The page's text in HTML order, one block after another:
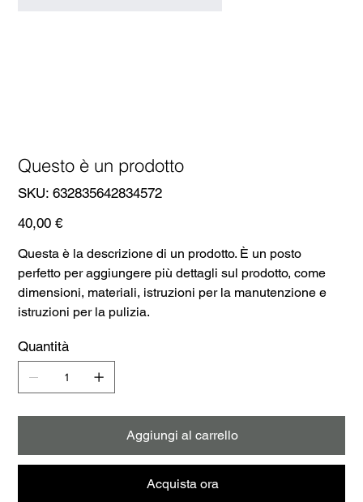
Questo è un prodotto
SKU: SKU
632835642834572
632835642834572
Prezzo
40,00 €
Questa è la descrizione di un prodotto. È un posto
perfetto per aggiungere più dettagli sul prodotto, come
dimensioni, materiali, istruzioni per la manutenzione e
istruzioni per la pulizia.
Quantità
Aggiungi al carrello
Acquista ora